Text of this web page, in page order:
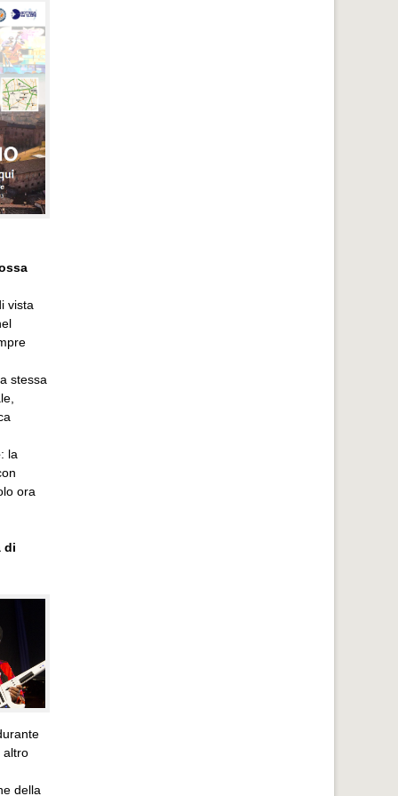
vista
stessa
: la
ora
di
altro
della